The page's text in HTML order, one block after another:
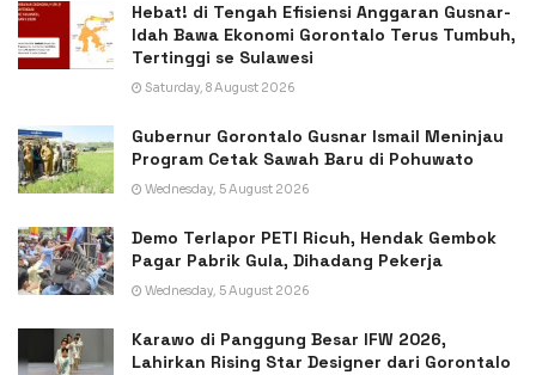
Hebat! di Tengah Efisiensi Anggaran Gusnar-
Idah Bawa Ekonomi Gorontalo Terus Tumbuh,
Tertinggi se Sulawesi
Saturday, 8 August 2026
Gubernur Gorontalo Gusnar Ismail Meninjau
Program Cetak Sawah Baru di Pohuwato
Wednesday, 5 August 2026
Demo Terlapor PETI Ricuh, Hendak Gembok
Pagar Pabrik Gula, Dihadang Pekerja
Wednesday, 5 August 2026
Karawo di Panggung Besar IFW 2026,
Lahirkan Rising Star Designer dari Gorontalo